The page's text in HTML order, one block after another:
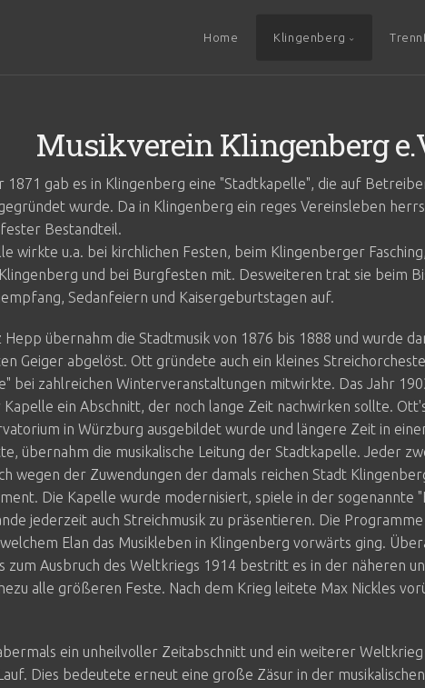
Home Klingenberg
Musikverein Klingenberg
1871 gab es in Klingenberg eine "Stadtkapelle", die auf
wurde. Da in Klingenberg ein reges Vereinsleben
fester Bestandteil.
wirkte u.a. bei kirchlichen Festen, beim Klingenberger
und bei Burgfesten mit. Desweiteren trat sie beim
Sedanfeiern und Kaisergeburtstagen auf.
Hepp übernahm die Stadtmusik von 1876 bis 1888 und wurde
Geiger abgelöst. Ott gründete auch ein kleines
bei zahlreichen Winterveranstaltungen mitwirkte. Das Jahr
ein Abschnitt, der noch lange Zeit nachwirken sollte.
in Würzburg ausgebildet wurde und längere Zeit in
übernahm die musikalische Leitung der Stadtkapelle. Jeder
wegen der Zuwendungen der damals reichen Stadt
Die Kapelle wurde modernisiert, spiele in der sogenannte
jederzeit auch Streichmusik zu präsentieren. Die
Elan das Musikleben in Klingenberg vorwärts ging.
zum Ausbruch des Weltkriegs 1914 bestritt es in der näheren
alle größeren Feste. Nach dem Krieg leitete Max Nickles
ein unheilvoller Zeitabschnitt und ein weiterer Weltkrieg
Dies bedeutete erneut eine große Zäsur in der